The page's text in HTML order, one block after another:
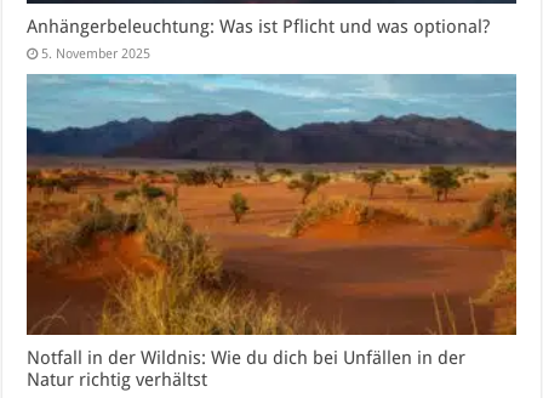
Anhängerbeleuchtung: Was ist Pflicht und was optional?
5. November 2025
Notfall in der Wildnis: Wie du dich bei Unfällen in der
Natur richtig verhältst